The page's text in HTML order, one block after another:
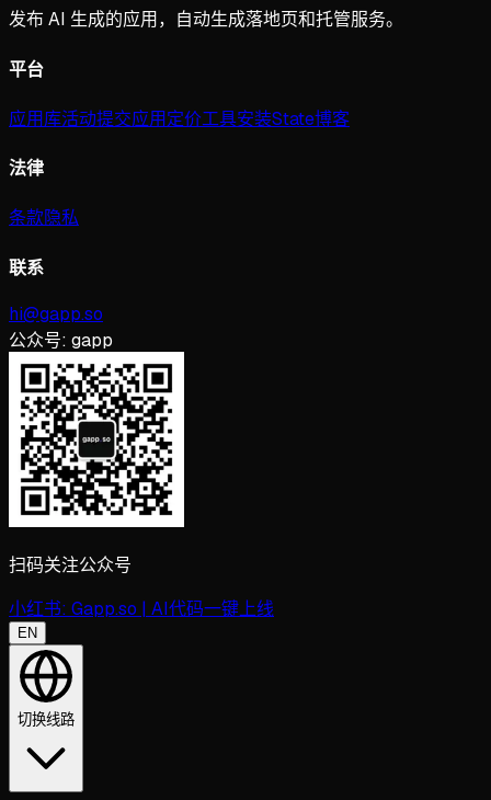
发布 AI 生成的应用，自动生成落地页和托管服务。
平台
应用库活动提交应用定价工具安装State博客
法律
条款隐私
联系
hi@gapp.so
公众号: gapp
扫码关注公众号
小红书: Gapp.so | AI代码一键上线
EN
切换线路